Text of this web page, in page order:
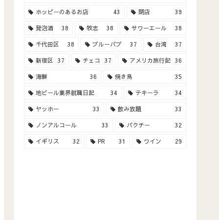
ホッピーのあるお店 43 閉店 39
発泡酒 38 牧志 38 サワーエール 38
千代田区 38 ブルーパブ 37 台湾 37
新宿区 37 チェコ 37 アメリカ旅行記 36
海鮮 36 焼き鳥 35
地ビール業界就職日記 34 テキーラ 34
ヤッホー 33 飲み放題 33
ノンアルコール 33 パクチー 32
イギリス 32 PR 31 ワイン 29